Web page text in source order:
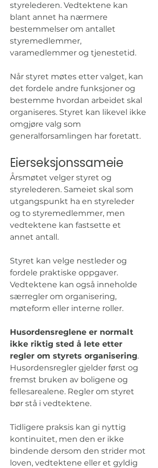
styrelederen. Vedtektene kan
blant annet ha nærmere
bestemmelser om antallet
styremedlemmer,
varamedlemmer og tjenestetid.
Når styret møtes etter valget, kan
det fordele andre funksjoner og
bestemme hvordan arbeidet skal
organiseres. Styret kan likevel ikke
omgjøre valg som
generalforsamlingen har foretatt.
Eierseksjonssameie
Årsmøtet velger styret og
styrelederen. Sameiet skal som
utgangspunkt ha en styreleder
og to styremedlemmer, men
vedtektene kan fastsette et
annet antall.
Styret kan velge nestleder og
fordele praktiske oppgaver.
Vedtektene kan også inneholde
særregler om organisering,
møteform eller interne roller.
Husordensreglene er normalt
ikke riktig sted å lete etter
regler om styrets organisering.
Husordensregler gjelder først og
fremst bruken av boligene og
fellesarealene. Regler om styret
bør stå i vedtektene.
Tidligere praksis kan gi nyttig
kontinuitet, men den er ikke
bindende dersom den strider mot
loven, vedtektene eller et gyldig